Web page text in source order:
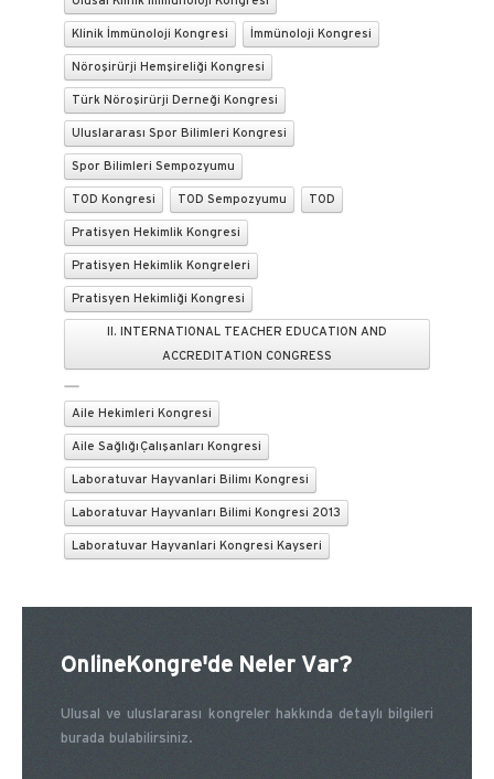
Klinik İmmünoloji Kongresi İmmünoloji Kongresi
Nöroşirürji Hemşireliği Kongresi
Türk Nöroşirürji Derneği Kongresi
Uluslararası Spor Bilimleri Kongresi
Spor Bilimleri Sempozyumu
TOD Kongresi TOD Sempozyumu TOD
Pratisyen Hekimlik Kongresi
Pratisyen Hekimlik Kongreleri
Pratisyen Hekimliği Kongresi
II. INTERNATIONAL TEACHER EDUCATION AND
ACCREDITATION CONGRESS
Aile Hekimleri Kongresi
Aile Sağlığı Çalışanları Kongresi
Laboratuvar Hayvanlari Bilimı Kongresi
Laboratuvar Hayvanları Bilimi Kongresi 2013
Laboratuvar Hayvanlari Kongresi Kayseri
OnlineKongre'de Neler Var?
Ulusal ve uluslararası kongreler hakkında detaylı bilgileri
burada bulabilirsiniz.